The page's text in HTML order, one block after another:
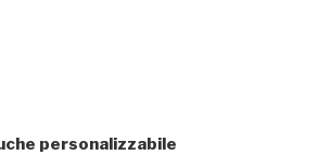
personalizzabile